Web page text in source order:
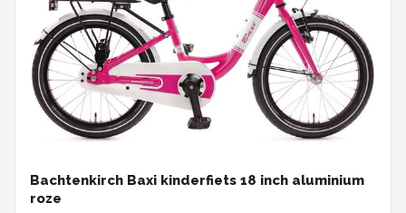
Bachtenkirch Baxi kinderfiets 18 inch aluminium
roze